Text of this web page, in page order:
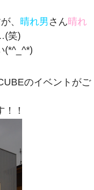
、 晴れ男さん晴れ
笑)
(*^_^*)
のイベントがご
！